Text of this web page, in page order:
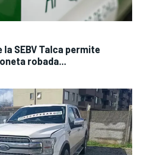
SEBV Talca permite
robada...